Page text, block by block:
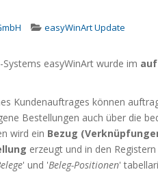
easyWinArt Update
Systems easyWinArt wurde im
Kundenauftrages können
Bestellungen auch über die
wird ein Bezug
erzeugt und in den
' und 'Beleg-Positionen'